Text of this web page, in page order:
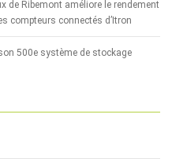
de Ribemont améliore le rendement
compteurs connectés d’Itron
500e système de stockage